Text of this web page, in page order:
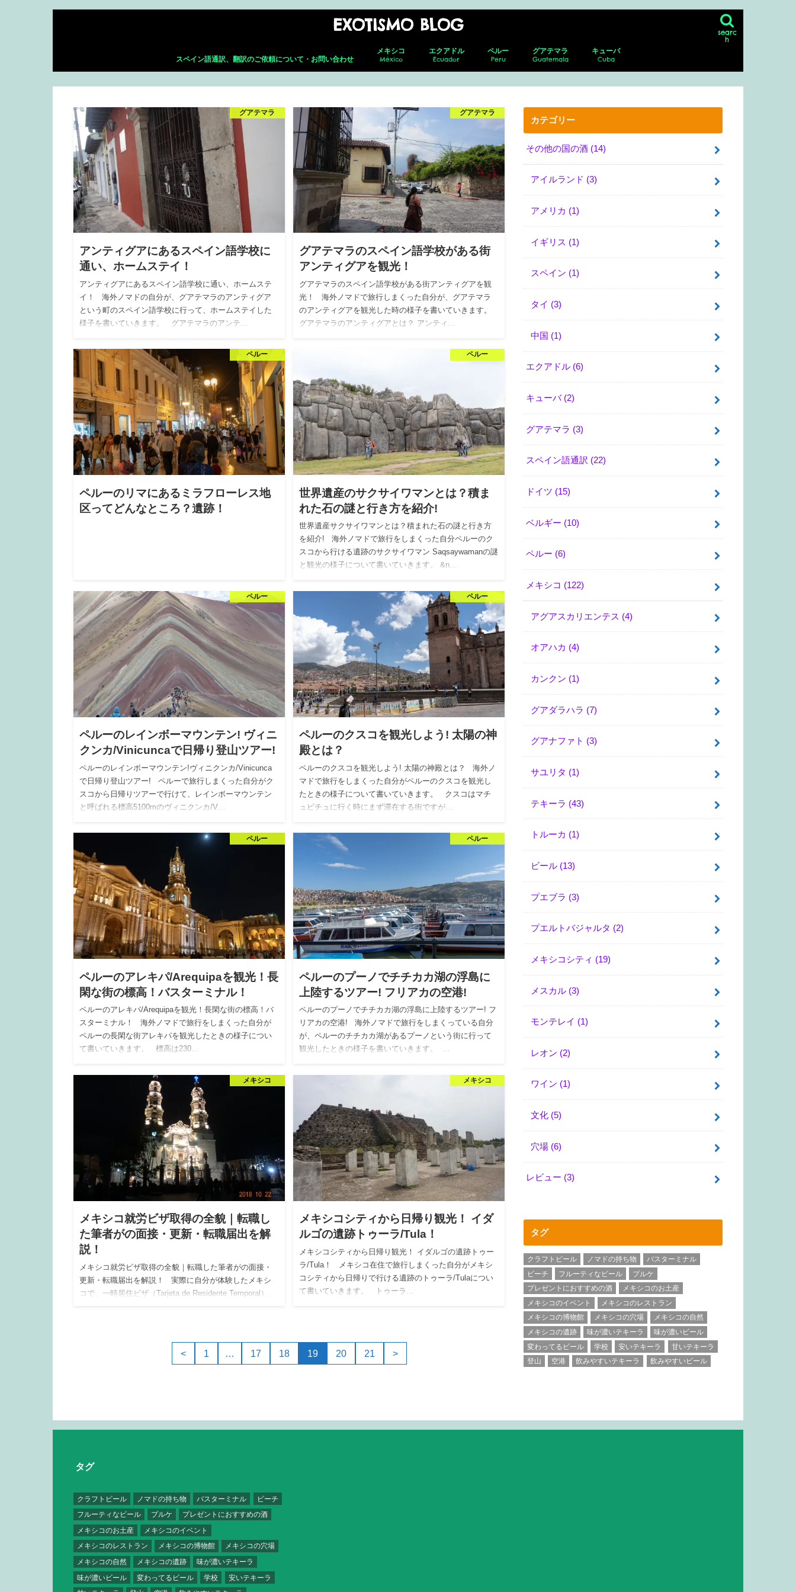
EXOTISMO BLOG
searc
h
スペイン語通訳、翻訳のご依頼について・お問い合わせ
メキシコ
México
エクアドル
Ecuador
ペルー
Peru
グアテマラ
Guatemala
キューバ
Cuba
グアテマラ
アンティグアにあるスペイン語学校に
通い、ホームステイ！
アンティグアにあるスペイン語学校に通い、ホームステ
イ！ 海外ノマドの自分が、グアテマラのアンティグア
という町のスペイン語学校に行って、ホームステイした
様子を書いていきます。 グアテマラのアンテ…
グアテマラ
グアテマラのスペイン語学校がある街
アンティグアを観光！
グアテマラのスペイン語学校がある街アンティグアを観
光！ 海外ノマドで旅行しまくった自分が、グアテマラ
のアンティグアを観光した時の様子を書いていきます。
グアテマラのアンティグアとは？ アンティ…
ペルー
ペルーのリマにあるミラフローレス地
区ってどんなところ？遺跡！
ペルー
世界遺産のサクサイワマンとは？積ま
れた石の謎と行き方を紹介!
世界遺産サクサイワマンとは？積まれた石の謎と行き方
を紹介! 海外ノマドで旅行をしまくった自分ペルーのク
スコから行ける遺跡のサクサイワマン Saqsaywamanの謎
と観光の様子について書いていきます。 &n…
ペルー
ペルーのレインボーマウンテン! ヴィニ
クンカ/Vinicuncaで日帰り登山ツアー!
ペルーのレインボーマウンテン!ヴィニクンカ/Vinicunca
で日帰り登山ツアー! ペルーで旅行しまくった自分がク
スコから日帰りツアーで行けて、レインボーマウンテン
と呼ばれる標高5100mのヴィニクンカ/V…
ペルー
ペルーのクスコを観光しよう! 太陽の神
殿とは？
ペルーのクスコを観光しよう! 太陽の神殿とは？ 海外ノ
マドで旅行をしまくった自分がペルーのクスコを観光し
たときの様子について書いていきます。 クスコはマチ
ュピチュに行く時にまず滞在する街ですが…
ペルー
ペルーのアレキパ/Arequipaを観光！長
閑な街の標高！バスターミナル！
ペルーのアレキパ/Arequipaを観光！長閑な街の標高！バ
スターミナル！ 海外ノマドで旅行をしまくった自分が
ペルーの長閑な街アレキパを観光したときの様子につい
て書いていきます。 標高は230…
ペルー
ペルーのプーノでチチカカ湖の浮島に
上陸するツアー! フリアカの空港!
ペルーのプーノでチチカカ湖の浮島に上陸するツアー! フ
リアカの空港! 海外ノマドで旅行をしまくっている自分
が、ペルーのチチカカ湖があるプーノという街に行って
観光したときの様子を書いていきます。 …
メキシコ
メキシコ就労ビザ取得の全貌｜転職し
た筆者がの面接・更新・転職届出を解
説！
メキシコ就労ビザ取得の全貌｜転職した筆者がの面接・
更新・転職届出を解説！ 実際に自分が体験したメキシ
コで、一時居住ビザ（Tarjeta de Residente Temporal）、
メキシコ
メキシコシティから日帰り観光！ イダ
ルゴの遺跡トゥーラ/Tula！
メキシコシティから日帰り観光！ イダルゴの遺跡トゥー
ラ/Tula！ メキシコ在住で旅行しまくった自分がメキシ
コシティから日帰りで行ける遺跡のトゥーラ/Tulaについ
て書いていきます。 トゥーラ…
< 1 … 17 18 19 20 21 >
カテゴリー
その他の国の酒 (14)
アイルランド (3)
アメリカ (1)
イギリス (1)
スペイン (1)
タイ (3)
中国 (1)
エクアドル (6)
キューバ (2)
グアテマラ (3)
スペイン語通訳 (22)
ドイツ (15)
ベルギー (10)
ペルー (6)
メキシコ (122)
アグアスカリエンテス (4)
オアハカ (4)
カンクン (1)
グアダラハラ (7)
グアナファト (3)
サユリタ (1)
テキーラ (43)
トルーカ (1)
ビール (13)
プエブラ (3)
プエルトバジャルタ (2)
メキシコシティ (19)
メスカル (3)
モンテレイ (1)
レオン (2)
ワイン (1)
文化 (5)
穴場 (6)
レビュー (3)
タグ
クラフトビール ノマドの持ち物
バスターミナル
ビーチ
フルーティなビール
プルケ
プレゼントにおすすめの酒
メキシコのお土産
メキシコのイベント
メキシコのレストラン
メキシコの博物館
メキシコの穴場
メキシコの自然
メキシコの遺跡
味が濃いテキーラ
味が濃いビール
変わってるビール
学校 安いテキーラ
甘いテキーラ
登山
空港 飲みやすいテキーラ 飲みやすいビール
タグ
クラフトビール ノマドの持ち物 バスターミナル
ビーチ
フルーティなビール
プルケ
プレゼントにおすすめの酒
メキシコのお土産
メキシコのイベント
メキシコのレストラン
メキシコの博物館
メキシコの穴場
メキシコの自然
メキシコの遺跡
味が濃いテキーラ
味が濃いビール
変わってるビール 学校
安いテキーラ